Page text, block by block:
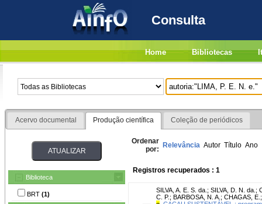
Consulta
Home Bibliotecas
Acervo documental Produção científica Coleção de periódicos
Biblioteca
BRT (1)
Ordenar
por: Relevância Autor Título Ano
Registros recuperados : 1
SILVA, A. E. S. da. ; SILVA, D. N. da. ;
C. P. ; BARBOSA, N. A. ; CHAGAS, E.